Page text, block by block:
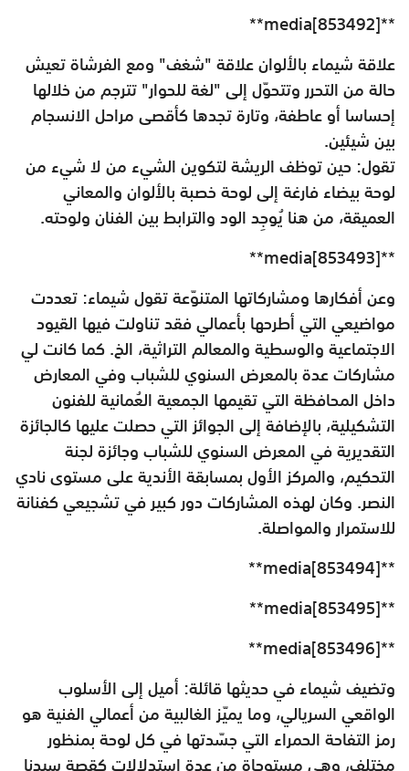
**media[853492]**
علاقة شيماء بالألوان علاقة "شغف" ومع الفرشاة تعيش
حالة من التحرر وتتحوّل إلى "لغة للحوار" تترجم من خلالها
إحساسا أو عاطفة، وتارة تجدها كأقصى مراحل الانسجام
بين شيئين.
تقول: حين توظف الريشة لتكوين الشيء من لا شيء من
لوحة بيضاء فارغة إلى لوحة خصبة بالألوان والمعاني
العميقة، من هنا يُوجِد الود والترابط بين الفنان ولوحته.
**media[853493]**
وعن أفكارها ومشاركاتها المتنوّعة تقول شيماء: تعددت
مواضيعي التي أطرحها بأعمالي فقد تناولت فيها القيود
الاجتماعية والوسطية والمعالم التراثية، الخ. كما كانت لي
مشاركات عدة بالمعرض السنوي للشباب وفي المعارض
داخل المحافظة التي تقيمها الجمعية العُمانية للفنون
التشكيلية، بالإضافة إلى الجوائز التي حصلت عليها كالجائزة
التقديرية في المعرض السنوي للشباب وجائزة لجنة
التحكيم، والمركز الأول بمسابقة الأندية على مستوى نادي
النصر. وكان لهذه المشاركات دور كبير في تشجيعي كفنانة
للاستمرار والمواصلة.
**media[853494]**
**media[853495]**
**media[853496]**
وتضيف شيماء في حديثها قائلة: أميل إلى الأسلوب
الواقعي السريالي، وما يميّز الغالبية من أعمالي الفنية هو
رمز التفاحة الحمراء التي جسّدتها في كل لوحة بمنظور
مختلف، وهي مستوحاة من عدة استدلالات كقصة سيدنا